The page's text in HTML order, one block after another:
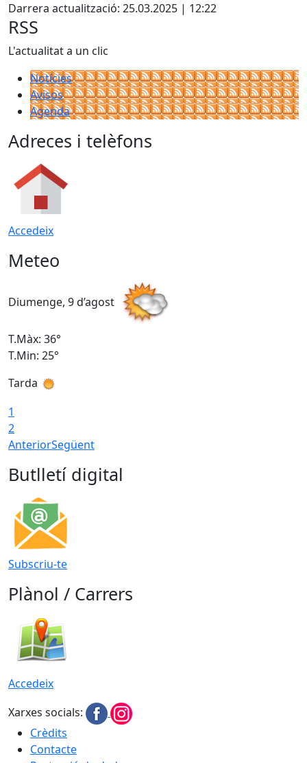
Darrera actualització: 25.03.2025 | 12:22
RSS
L'actualitat a un clic
Notícies
Avisos
Agenda
Adreces i telèfons
Accedeix
Meteo
Diumenge, 9 d’agost
T.Màx: 36°
T.Min: 25°
Tarda
1
2
AnteriorSegüent
Butlletí digital
Subscriu-te
Plànol / Carrers
Accedeix
Xarxes socials:
Crèdits
Contacte